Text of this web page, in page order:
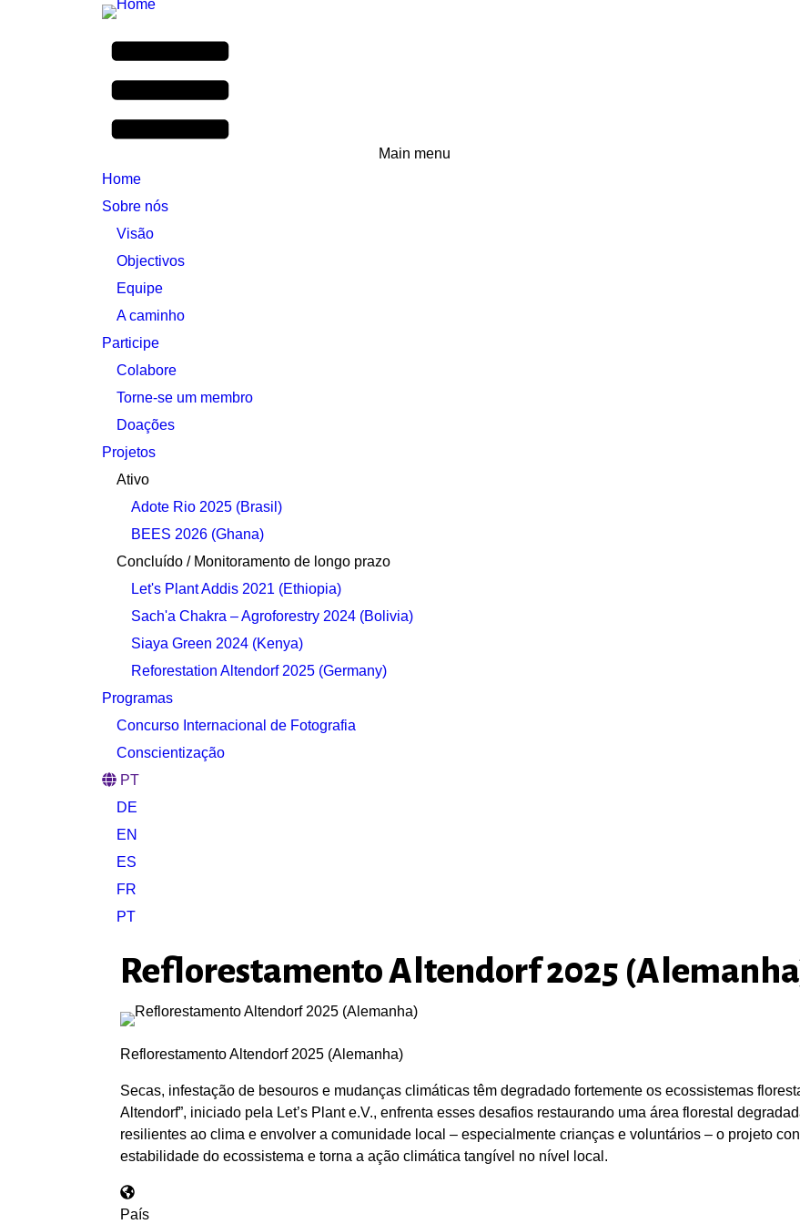
Main menu
Home
Sobre nós
Visão
Objectivos
Equipe
A caminho
Participe
Colabore
Torne-se um membro
Doações
Projetos
Ativo
Adote Rio 2025 (Brasil)
BEES 2026 (Ghana)
Concluído / Monitoramento de longo prazo
Let's Plant Addis 2021 (Ethiopia)
Sach'a Chakra – Agroforestry 2024 (Bolivia)
Siaya Green 2024 (Kenya)
Reforestation Altendorf 2025 (Germany)
Programas
Concurso Internacional de Fotografia
Conscientização
PT
DE
EN
ES
FR
PT
Reflorestamento Altendorf 2025
Reflorestamento Altendorf 2025 (Alemanha)
Secas, infestação de besouros e mudanças climáticas têm degradado fortemente os ecossistemas
Altendorf”, iniciado pela Let’s Plant e.V., enfrenta esses desafios restaurando uma área florestal
resilientes ao clima e envolver a comunidade local – especialmente crianças e voluntários – o projeto
estabilidade do ecossistema e torna a ação climática tangível no nível local.
País